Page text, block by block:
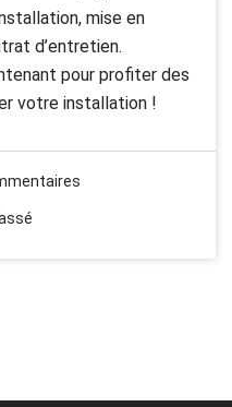
mise en
d’entretien.
pour profiter des
votre installation !